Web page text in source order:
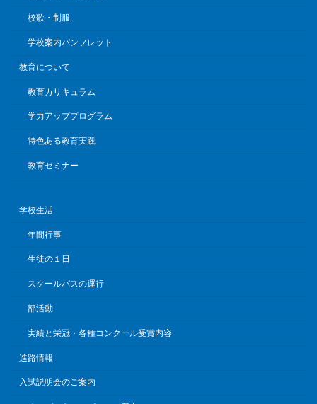
校歌・制服
学校案内パンフレット
教育について
教育カリキュラム
学力アッププログラム
特色ある教育実践
教育セミナー
学校生活
年間行事
生徒の１日
スクールバスの運行
部活動
実績と栄冠・各種コンクール受賞内容
進路情報
入試説明会のご案内